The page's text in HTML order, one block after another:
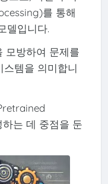
를 통해
델입니다.
모방하여 문제를
템을 의미합니
는 데 중점을 둔